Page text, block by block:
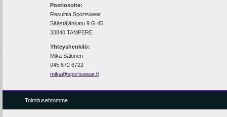
Postiosoite:
Resulttia Sportswear
Säästäjänkatu 9 G 45
33840 TAMPERE
Yhteyshenkilö:
Mika Salonen
045 672 6722
mika@sportswear.fi
Toimitusehtomme